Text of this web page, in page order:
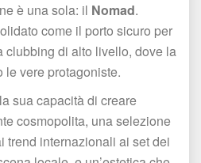
è una sola: il Nomad.
come il porto sicuro per
clubbing di alto livello, dove la
le vere protagoniste.
sua capacità di creare
cosmopolita, una selezione
trend internazionali ai set dei